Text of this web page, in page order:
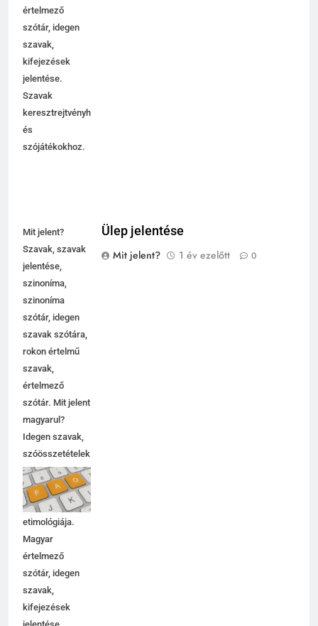
Magyar
értelmező
szótár, idegen
szavak,
kifejezések
jelentése.
Szavak
keresztrejtvényhez
Mit jelent?
Szavak, szavak
jelentése,
szinoníma,
szinoníma
szótár, idegen
szavak szótára,
rokon értelmű
szavak,
értelmező
szótár. Mit jelent
magyarul?
Idegen szavak,
szóösszetételek
jelentése,
magyarázata,
használata,
etimológiája.
Magyar
értelmező
szótár, idegen
szavak,
kifejezések
5
6
7